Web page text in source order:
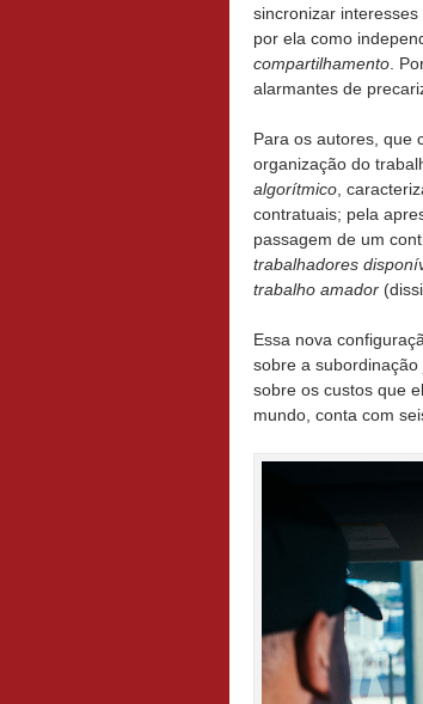
sincronizar
por ela como
compartilhamento .
alarmantes de
Para os autores, que
organização do
algorítmico ,
contratuais; pela
passagem de um
trabalhadores
trabalho amador
Essa nova
sobre a
sobre os custos que
mundo, conta com